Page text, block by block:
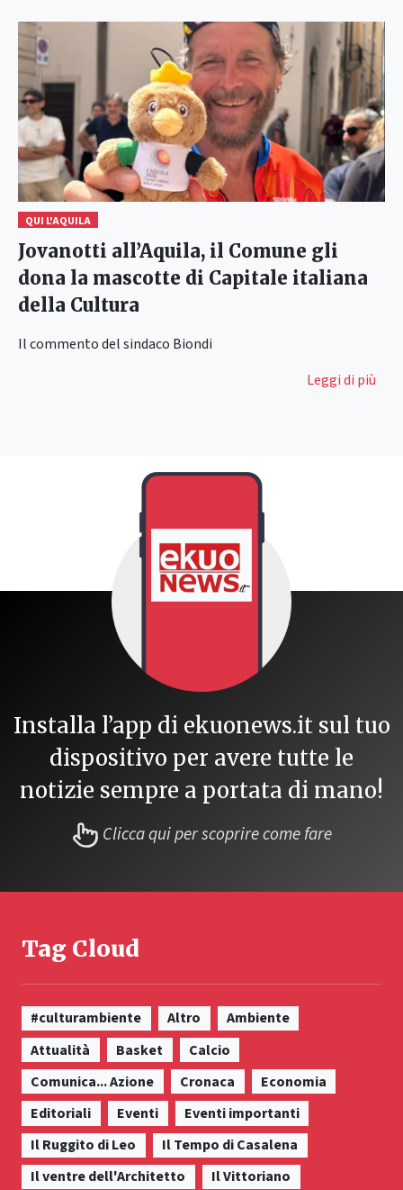
QUI L'AQUILA
Jovanotti all’Aquila, il Comune gli
dona la mascotte di Capitale italiana
della Cultura
Il commento del sindaco Biondi
Leggi di più
Installa l’app di ekuonews.it sul tuo
dispositivo per avere tutte le
notizie sempre a portata di mano!
Clicca qui per scoprire come fare
Tag Cloud
#culturambiente Altro
Ambiente
Attualità
Basket
Calcio
Comunica... Azione
Cronaca
Economia
Editoriali
Eventi
Eventi importanti
Il Ruggito di Leo
Il Tempo di Casalena
Il ventre dell'Architetto
Il Vittoriano